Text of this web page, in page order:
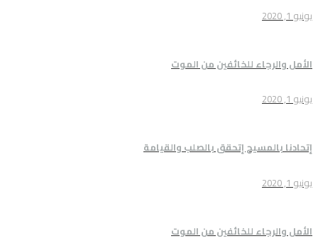
للخائفين من الموت
إتحقق بالصلب والقيامة
للخائفين من الموت